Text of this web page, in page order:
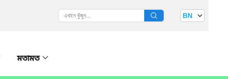
BN
মতামত